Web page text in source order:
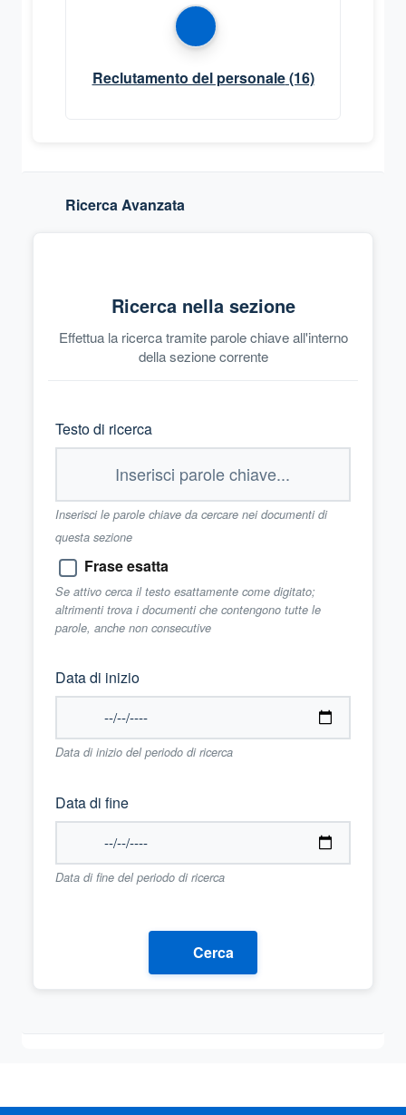
Reclutamento del personale(16)
Ricerca Avanzata
Ricerca nella sezione
Effettua la ricerca tramite parole chiave all'interno
della sezione corrente
Testo di ricerca
Inserisci le parole chiave da cercare nei documenti di
questa sezione
Frase esatta
Se attivo cerca il testo esattamente come digitato;
altrimenti trova i documenti che contengono tutte le
parole, anche non consecutive
Data di inizio
Data di inizio del periodo di ricerca
Data di fine
Data di fine del periodo di ricerca
Cerca